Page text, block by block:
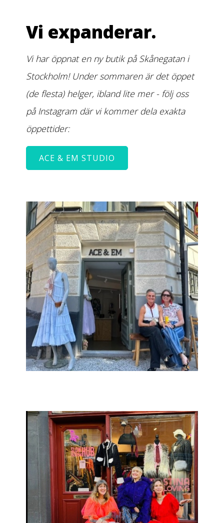
Vi expanderar.
Vi har öppnat en ny butik på Skånegatan i
Stockholm! Under sommaren är det öppet
(de flesta) helger, ibland lite mer - följ oss
på Instagram där vi kommer dela exakta
öppettider:
ACE & EM STUDIO